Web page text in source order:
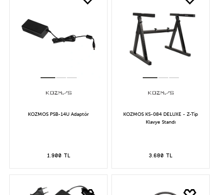
KOZMOS PSB-14U Adaptör
1.900 TL
KOZMOS KS-084 DELUXE - Z-Tip
Klavye Standı
3.680 TL